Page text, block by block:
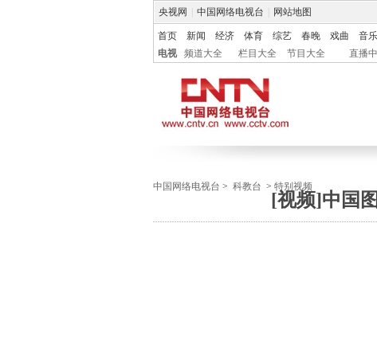
央视网 中国网络电视台 网站地图
首页 新闻 经济 体育 综艺 春晚 戏曲 音乐
电视
频道大全 栏目大全 节目大全 直播
中国网络电视台 > 科教台 > 特别视频
[视频]中国